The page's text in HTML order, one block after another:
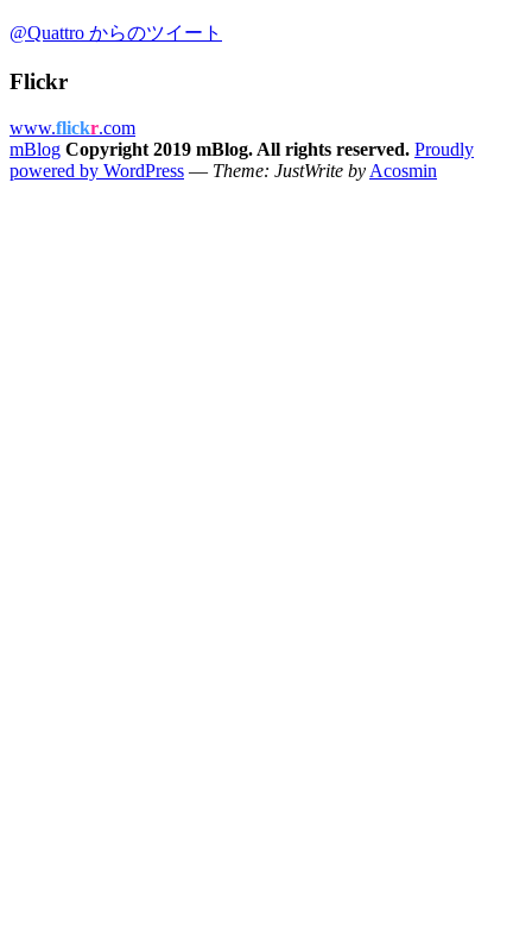
@Quattro からのツイート
Flickr
www.flickr.com
mBlog Copyright 2019 mBlog. All rights reserved. Proudly
powered by WordPress — Theme: JustWrite by Acosmin